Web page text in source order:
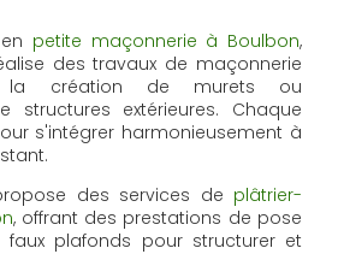
petite maçonnerie à Boulbon,
des travaux de maçonnerie
la création de murets ou
structures extérieures. Chaque
s'intégrer harmonieusement à
des services de plâtrier-
, offrant des prestations de pose
plafonds pour structurer et